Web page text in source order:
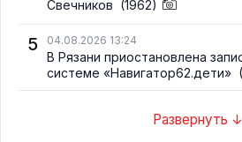
Свечников (1962)
5 04.08.2026 13:24
В Рязани приостановлена
системе «Навигатор62.дети»
Развернуть ↓